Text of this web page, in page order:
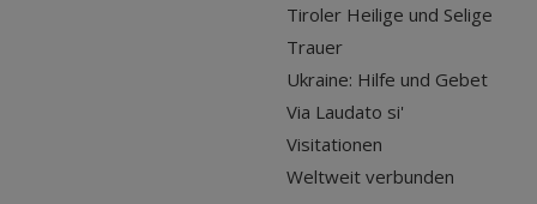
Tiroler Heilige und Selige
Trauer
Ukraine: Hilfe und Gebet
Via Laudato si'
Visitationen
Weltweit verbunden